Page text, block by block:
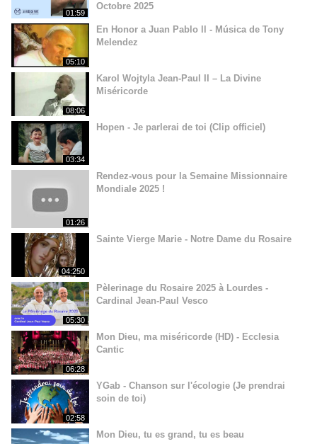
01:59
Octobre 2025
05:10
En Honor a Juan Pablo ll - Música de Tony
Melendez
08:06
Karol Wojtyla Jean-Paul II – La Divine
Miséricorde
03:34
Hopen - Je parlerai de toi (Clip officiel)
01:26
Rendez-vous pour la Semaine Missionnaire
Mondiale 2025 !
04:250
Sainte Vierge Marie - Notre Dame du Rosaire
05:30
Pèlerinage du Rosaire 2025 à Lourdes -
Cardinal Jean-Paul Vesco
06:28
Mon Dieu, ma miséricorde (HD) - Ecclesia
Cantic
02:58
YGab - Chanson sur l'écologie (Je prendrai
soin de toi)
Mon Dieu, tu es grand, tu es beau